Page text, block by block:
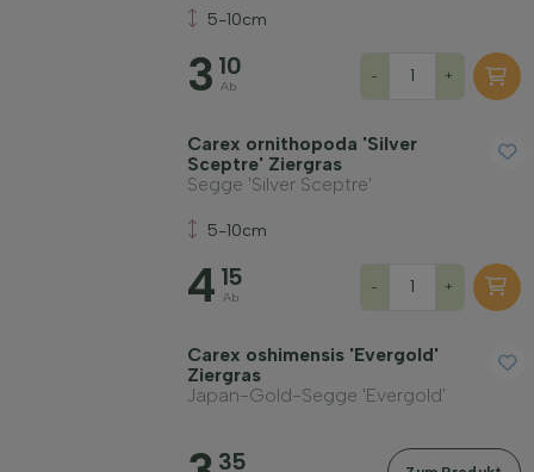
5-10cm
3 10
Ab
- +
Carex ornithopoda 'Silver
Sceptre' Ziergras
Segge 'Silver Sceptre'
5-10cm
4 15
Ab
- +
Carex oshimensis 'Evergold'
Ziergras
Japan-Gold-Segge 'Evergold'
35